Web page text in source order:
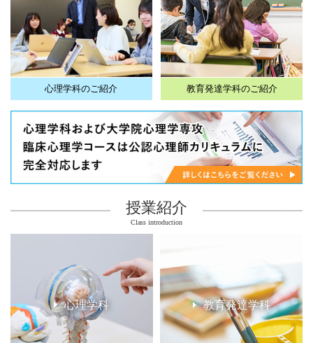
心理学科のご紹介 教育発達学科のご紹介
授業紹介
Class introduction
心理学科 教育発達学科